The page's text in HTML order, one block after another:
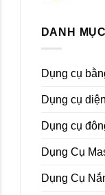
DANH
Dụng cụ
Dụng cụ
Dụng cụ
Dụng Cụ
Dụng Cụ